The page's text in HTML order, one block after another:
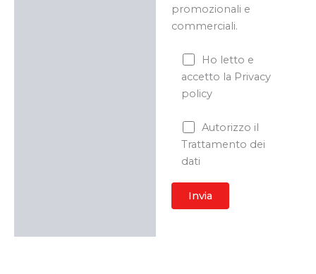
promozionali e
commerciali.
Ho letto e
accetto la Privacy
policy
Autorizzo il
Trattamento dei
dati